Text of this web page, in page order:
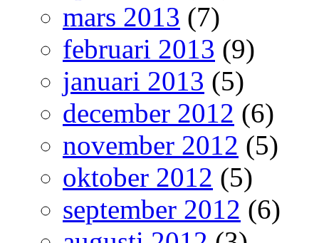
mars 2013 (7)
februari 2013 (9)
januari 2013 (5)
december 2012 (6)
november 2012 (5)
oktober 2012 (5)
september 2012 (6)